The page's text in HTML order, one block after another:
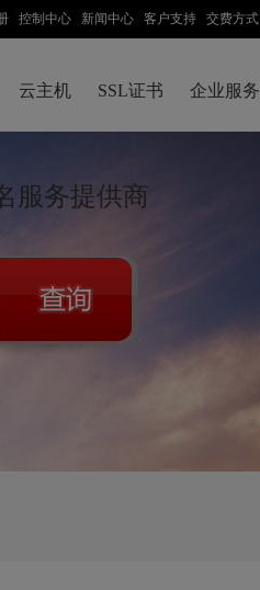
控制中心 新闻中心 客户支持 交费方式
云主机 SSL证书 企业服务
服务提供商